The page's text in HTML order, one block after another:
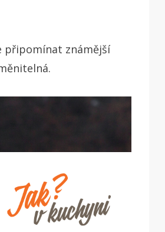
připomínat známější